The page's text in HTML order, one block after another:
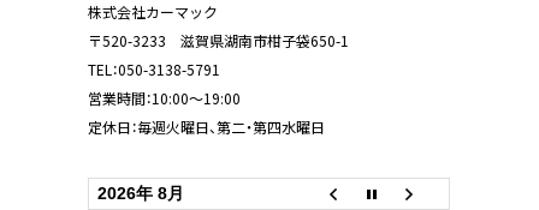
株式会社カーマック
〒520-3233 滋賀県湖南市柑子袋650-1
TEL：050-3138-5791
営業時間：10:00～19:00
定休日：毎週火曜日、第二・第四水曜日
2026年 8月